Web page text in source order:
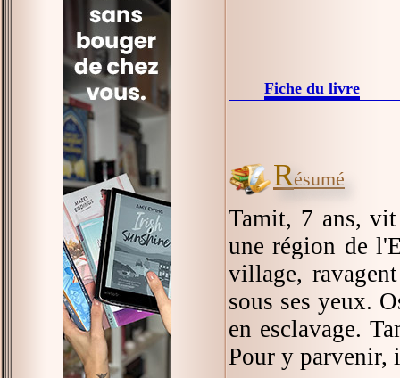
Fiche du livre
Résumé
Tamit, 7 ans, vit
une région de
village,
sous ses yeux.
en esclavage.
Pour y parvenir,